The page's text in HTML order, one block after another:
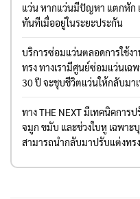
แว่น หากแว่นมีปัญหา แตกหัก
ทันทีเมื่ออยู่ในระยะประกัน
บริการซ่อมแว่นตลอดการใช้ง
ทรง ทางเรามีศูนย์ซ่อมแว่นเ
30 ปี จะชุบชีวิตแว่นให้กลับมา
ทาง THE NEXT มีเทคนิคการ
จมูก ขมับ และช่วงใบหู เฉพา
สามารถนำกลับมาปรับแต่งทร